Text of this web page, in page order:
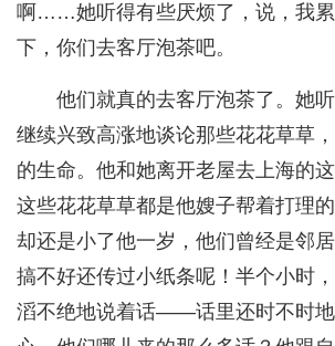
啊……她听得有些厌烦了，说，我
下，你们去客厅泡茶吧。
他们就真的去客厅泡茶了。她
继续兴致高涨地谈论那些花花草草
的生命。他和她离开老屋去上海的
这些花花草草都是他嫂子帮着打理
却还是小了他一岁，他们曾经是邻
搞不好还传过小纸条呢！半个小时
滔不绝地说着话——话里还时不时